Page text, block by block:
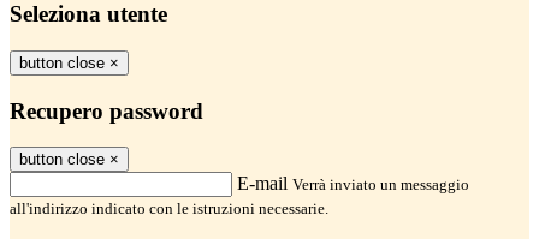
Seleziona utente
button close ×
Recupero password
button close ×
E-mail Verrà inviato un messaggio
all'indirizzo indicato con le istruzioni necessarie.